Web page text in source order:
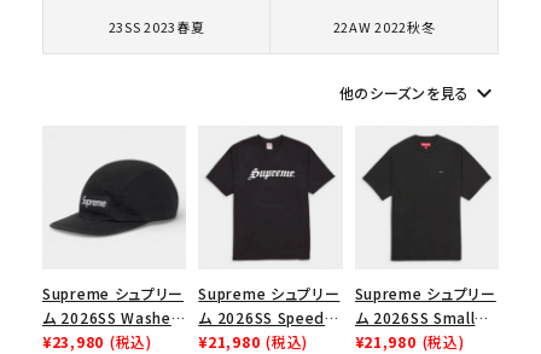
在庫のない商品を表示する
絞り込んで検索する
23SS 2023春夏 22AW 2022秋冬
他のシーズンを見る keyboard_arrow_down
Supreme シュプリー
ム 2026SS Washed
Chino Twill Camp
¥23,980 (税込)
Supreme シュプリー
ム 2026SS Speed
Tee スピードTシャツ
¥21,980 (税込)
Supreme シュプリー
ム 2026SS Small
Box Tee スモールボ
¥21,980 (税込)